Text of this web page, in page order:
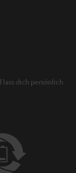
lass dich persönlich